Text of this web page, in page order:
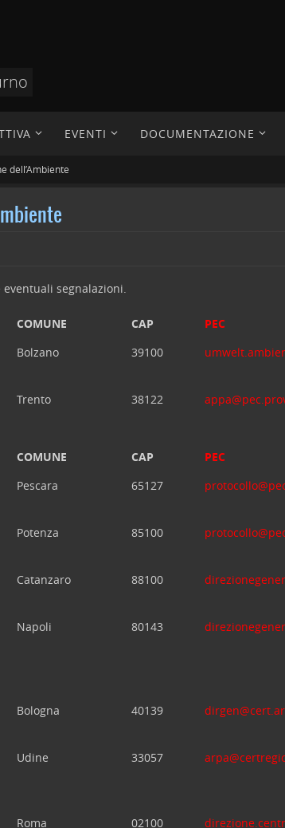
EVENTI DOCUMENTAZIONE
dell’Ambiente
segnalazioni.
COMUNE CAP
PEC
Bolzano 39100
Trento 38122
COMUNE CAP
PEC
Pescara 65127
Potenza 85100
Catanzaro 88100
Napoli 80143
Bologna 40139
Udine 33057
Roma 02100